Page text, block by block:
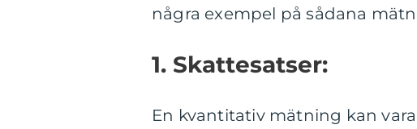
några exempel på sådana
1. Skattesatser:
En kvantitativ mätning kan